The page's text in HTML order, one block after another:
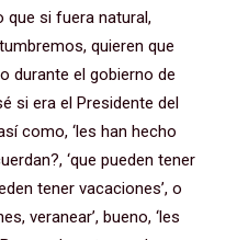
que si fuera natural,
quieren que
durante el gobierno de
si era el Presidente del
como, ‘les han hecho
‘que pueden tener
tener vacaciones’, o
veranear’, bueno, ‘les